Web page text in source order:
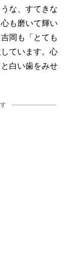
な、すてきな
も磨いて輝い
岡も「とても
ています。心
白い歯をみせ